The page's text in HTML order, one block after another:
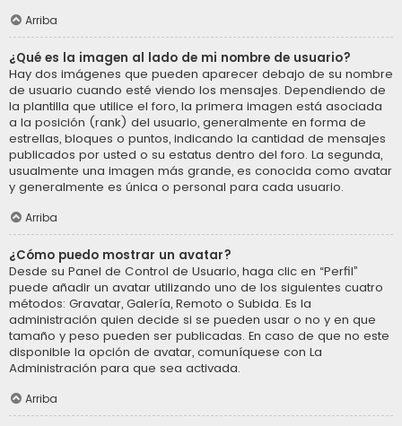
Arriba
¿Qué es la imagen al lado de mi nombre de usuario?
Hay dos imágenes que pueden aparecer debajo de su nombre
de usuario cuando esté viendo los mensajes. Dependiendo de
la plantilla que utilice el foro, la primera imagen está asociada
a la posición (rank) del usuario, generalmente en forma de
estrellas, bloques o puntos, indicando la cantidad de mensajes
publicados por usted o su estatus dentro del foro. La segunda,
usualmente una imagen más grande, es conocida como avatar
y generalmente es única o personal para cada usuario.
Arriba
¿Cómo puedo mostrar un avatar?
Desde su Panel de Control de Usuario, haga clic en “Perfil”
puede añadir un avatar utilizando uno de los siguientes cuatro
métodos: Gravatar, Galería, Remoto o Subida. Es la
administración quien decide si se pueden usar o no y en que
tamaño y peso pueden ser publicadas. En caso de que no este
disponible la opción de avatar, comuníquese con La
Administración para que sea activada.
Arriba